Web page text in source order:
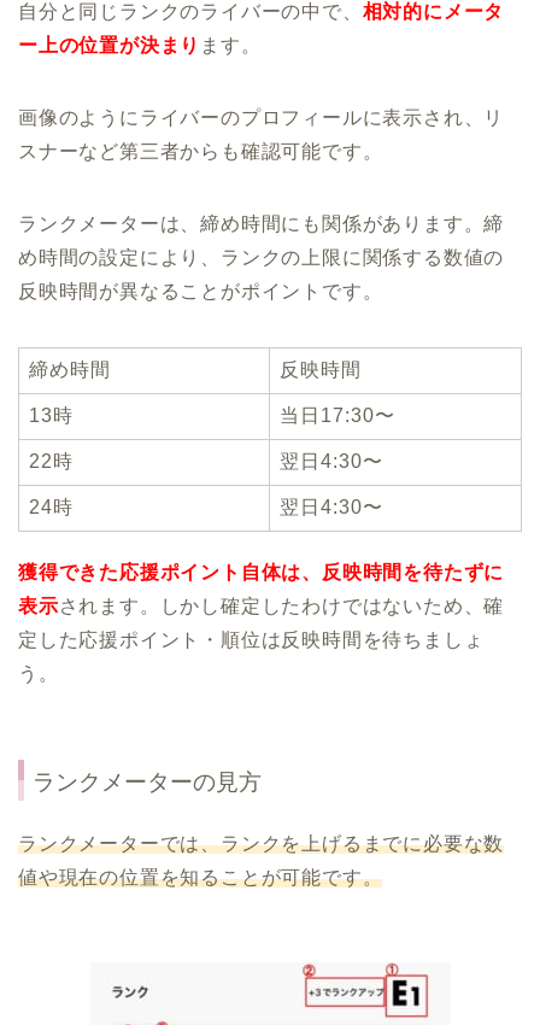
自分と同じランクのライバーの中で、 相対的にメータ
ー上の位置が決まり ます。
画像のようにライバーのプロフィールに表示され、リ
スナーなど第三者からも確認可能です。
ランクメーターは、締め時間にも関係があります。締
め時間の設定により、ランクの上限に関係する数値の
反映時間が異なることがポイントです。
締め時間 反映時間
13時 当日17:30〜
22時 翌日4:30〜
24時 翌日4:30〜
獲得できた応援ポイント自体は、反映時間を待たずに
表示されます。しかし確定したわけではないため、確
定した応援ポイント・順位は反映時間を待ちましょ
う。
ランクメーターの見方
ランクメーターでは、ランクを上げるまでに必要な数
値や現在の位置を知ることが可能です。